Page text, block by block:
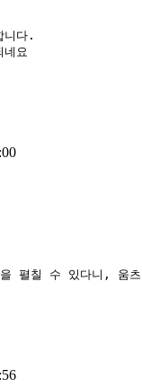
니다.
네요
을 펼칠 수 있다니, 움